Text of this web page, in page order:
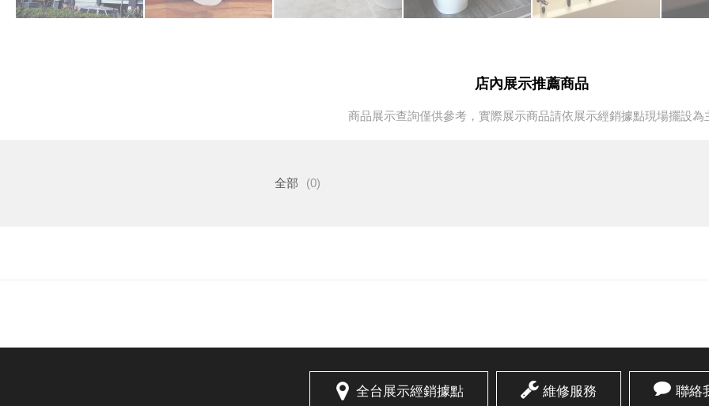
店內展示推薦商品
商品展示查詢僅供參考，實際展示商品請依展示經銷據點現場擺設為
全部 (0)
全台展示經銷據點 維修服務 聯絡